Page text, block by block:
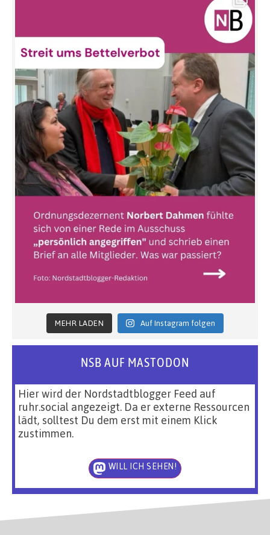
MEHR LADEN Auf Instagram folgen
NSB AUF MASTODON
Hier wird der Nordstadtblogger Feed auf
ruhr.social angezeigt. Da er externe Ressourcen
lädt, solltest Du dem erst mit einem Klick
zustimmen.
WILL ICH SEHEN!